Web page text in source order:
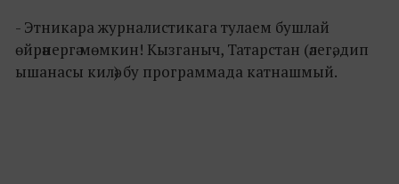
- Этникара журналистикага тулаем бушлай
өйрәнергә мөмкин! Кызганыч, Татарстан (әлегә, дип
ышанасы килә) бу программада катнашмый.